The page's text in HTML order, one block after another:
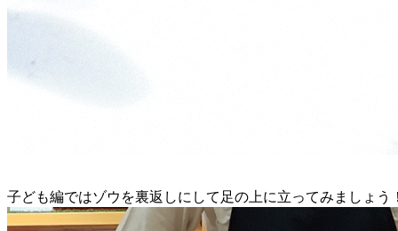
子ども編ではゾウを裏返しにして足の上に立ってみましょう